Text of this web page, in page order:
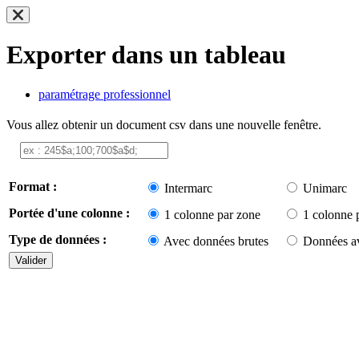
Exporter dans un tableau
paramétrage professionnel
Vous allez obtenir un document csv dans une nouvelle fenêtre.
Format : Intermarc
Unimarc
Portée d'une colonne :
1 colonne par zone
1 colonne
Type de données :
Avec données brutes Données